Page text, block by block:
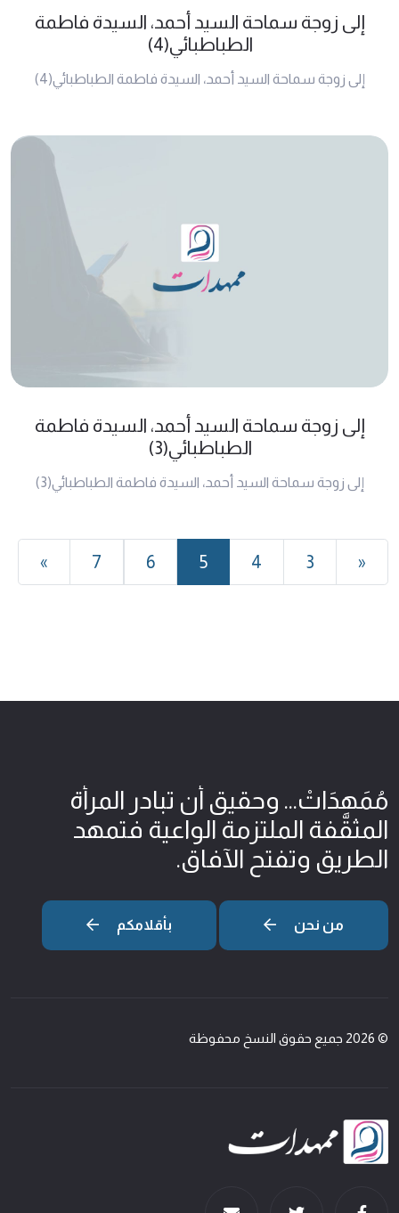
إلى زوجة سماحة السيد أحمد، السيدة فاطمة
الطباطبائي(4)
إلى زوجة سماحة السيد أحمد، السيدة فاطمة الطباطبائي(4)
إلى زوجة سماحة السيد أحمد، السيدة فاطمة
الطباطبائي(3)
إلى زوجة سماحة السيد أحمد، السيدة فاطمة الطباطبائي(3)
«
3
4
5
6
7
»
مُمَهِدَاتْ... وحقيق أن تبادر المرأة
المثقّفة الملتزمة الواعية فتمهد
الطريق وتفتح الآفاق.
من نحن بأقلامكم
© 2026 جميع حقوق النسخ محفوظة